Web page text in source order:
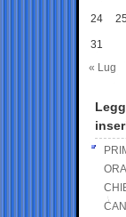
24 25
31
« Lug